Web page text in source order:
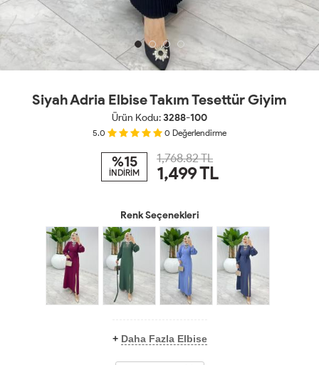
Siyah Adria Elbise Takım Tesettür Giyim
Ürün Kodu:3288-100
5.0 0 Değerlendirme
%15
İNDİRİM
1,768.82 TL
1,499TL
Renk Seçenekleri
+ Daha Fazla Elbise